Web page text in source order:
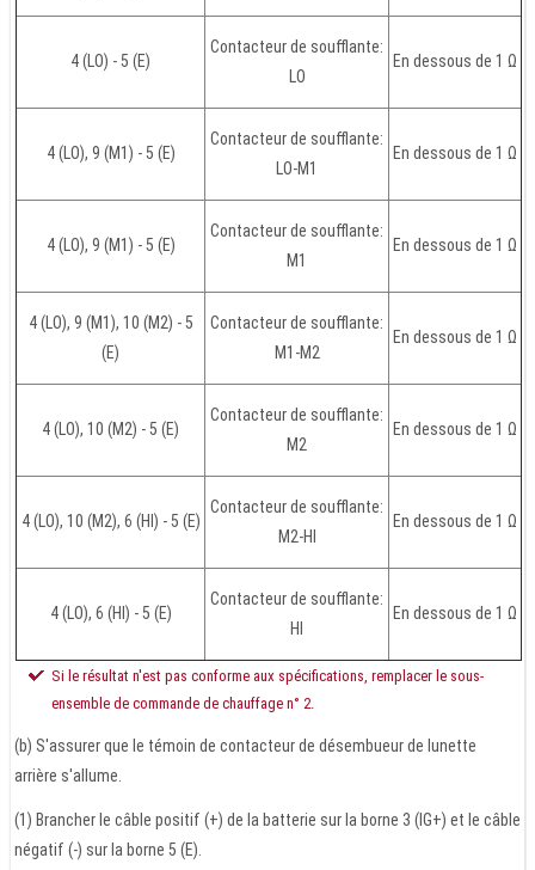
4 (LO) - 5 (E)
Contacteur de soufflante:
LO
En dessous de 1 Ω
4 (LO), 9 (M1) - 5 (E)
Contacteur de soufflante:
LO-M1
En dessous de 1 Ω
4 (LO), 9 (M1) - 5 (E)
Contacteur de soufflante:
M1
En dessous de 1 Ω
4 (LO), 9 (M1), 10 (M2) - 5
(E)
Contacteur de soufflante:
M1-M2
En dessous de 1 Ω
4 (LO), 10 (M2) - 5 (E)
Contacteur de soufflante:
M2
En dessous de 1 Ω
4 (LO), 10 (M2), 6 (HI) - 5 (E)
Contacteur de soufflante:
M2-HI
En dessous de 1 Ω
4 (LO), 6 (HI) - 5 (E)
Contacteur de soufflante:
HI
En dessous de 1 Ω
Si le résultat n'est pas conforme aux spécifications, remplacer le sous-
ensemble de commande de chauffage n° 2.
(b) S'assurer que le témoin de contacteur de désembueur de lunette
arrière s'allume.
(1) Brancher le câble positif (+) de la batterie sur la borne 3 (IG+) et le câble
négatif (-) sur la borne 5 (E).